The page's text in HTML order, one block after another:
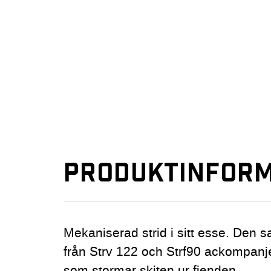
Mekaniserad strid i sitt esse. Den
från Strv 122 och Strf90